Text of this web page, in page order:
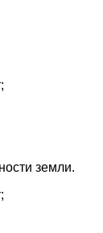
земли.